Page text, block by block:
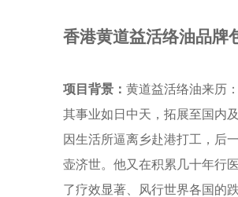
香港黄道益活络油品牌
项目背景： 黄道益活络油来历
其事业如日中天，拓展至国内
因生活所逼离乡赴港打工，后
壶济世。他又在积累几十年行
了疗效显著、风行世界各国的